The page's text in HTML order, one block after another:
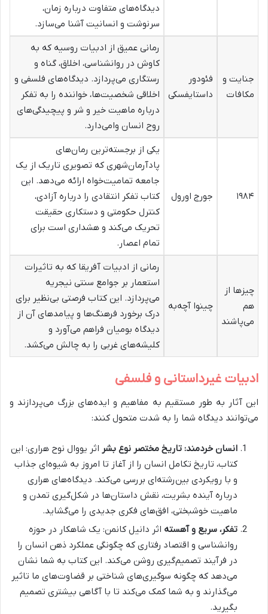
دیدگاه‌های متفاوت درباره زمان،
سرنوشت و انسانیت آشنا می‌سازد.
جنایت و
مکافات
فئودور
داستایفسکی
رمانی عمیق از ادبیات روسیه که به
کاوش در روانشناسی، اخلاق، گناه و
رستگاری می‌پردازد. دیدگاه‌های فلسفی و
اخلاقی شخصیت‌ها، خواننده را به تفکر
درباره ماهیت خیر و شر و پیچیدگی‌های
روح انسان وامی‌دارد.
۱۹۸۴ جورج اورول
یکی از برجسته‌ترین رمان‌های
پادآرمان‌شهری که تصویری تاریک از یک
جامعه تمامیت‌خواه ارائه می‌دهد. این
کتاب تفکر انتقادی را درباره آزادی،
کنترل حکومتی و دستکاری حقیقت
تحریک می‌کند و هشداری است برای
تمام اعصار.
چیزها از
هم
می‌پاشند
چینوا آچه‌به
رمانی از ادبیات آفریقا که به تاثیرات
استعمار بر جوامع سنتی نیجریه
می‌پردازد. این کتاب فرصتی بی‌نظیر برای
درک برخورد فرهنگ‌ها و پیامدهای آن از
دیدگاه بومیان فراهم می‌آورد و
کلیشه‌های غربی را به چالش می‌کشد.
ادبیات غیرداستانی و فلسفی
این آثار به طور مستقیم به مفاهیم و ایده‌های بزرگ می‌پردازند و
می‌توانند دیدگاه شما را به شدت متحول کنند:
انسان خردمند: تاریخ مختصر نوع بشر اثر یووال نوح هراری: این
کتاب، تاریخ تکامل انسان را از آغاز تا امروز به شیوه‌ای جذاب
و با رویکردی بین‌رشته‌ای بررسی می‌کند. دیدگاه‌های هراری
درباره آینده بشریت، نقش داستان‌ها در شکل‌گیری تمدن و
ماهیت خوشبختی، افق‌های فکری جدیدی را می‌گشاید.
تفکر، سریع و آهسته اثر دانیل کانمن: یک شاهکار در حوزه
روانشناسی و اقتصاد رفتاری که چگونگی عملکرد ذهن انسان را
در فرآیند تصمیم‌گیری روشن می‌کند. این کتاب به شما نشان
می‌دهد که چگونه سوگیری‌های شناختی بر قضاوت‌های ما تاثیر
می‌گذارند و به شما کمک می‌کند تا با آگاهی بیشتری تصمیم
بگیرید.